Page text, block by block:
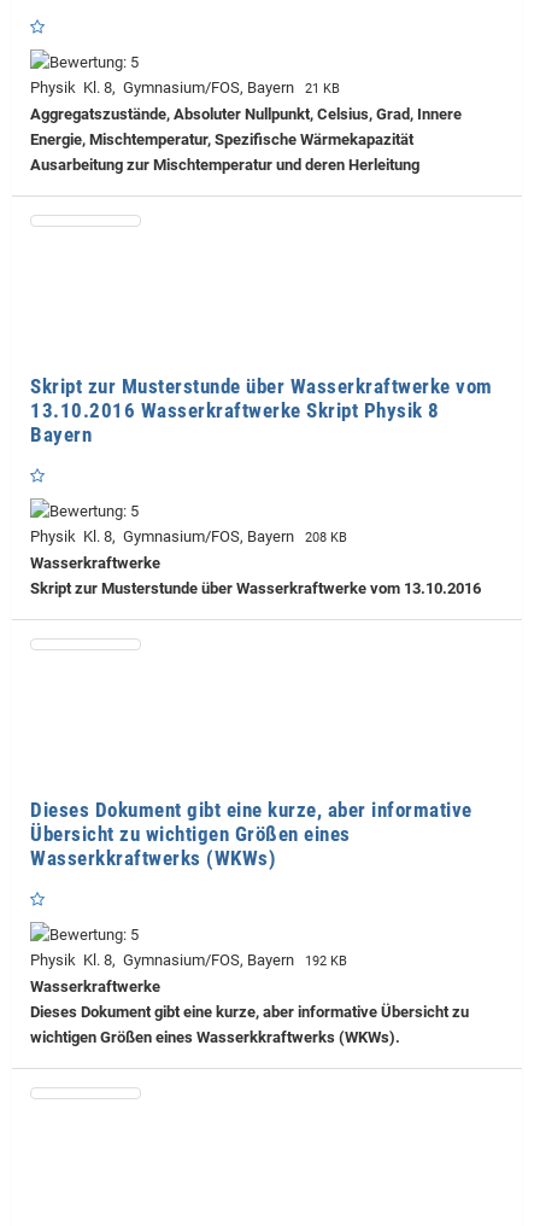
Physik Kl. 8, Gymnasium/FOS, Bayern 21 KB
Aggregatszustände, Absoluter Nullpunkt, Celsius, Grad, Innere
Energie, Mischtemperatur, Spezifische Wärmekapazität
Ausarbeitung zur Mischtemperatur und deren Herleitung
Skript zur Musterstunde über Wasserkraftwerke vom
13.10.2016 Wasserkraftwerke Skript Physik 8
Bayern
Physik Kl. 8, Gymnasium/FOS, Bayern 208 KB
Wasserkraftwerke
Skript zur Musterstunde über Wasserkraftwerke vom 13.10.2016
Dieses Dokument gibt eine kurze, aber informative
Übersicht zu wichtigen Größen eines
Wasserkkraftwerks (WKWs)
Physik Kl. 8, Gymnasium/FOS, Bayern 192 KB
Wasserkraftwerke
Dieses Dokument gibt eine kurze, aber informative Übersicht zu
wichtigen Größen eines Wasserkkraftwerks (WKWs).